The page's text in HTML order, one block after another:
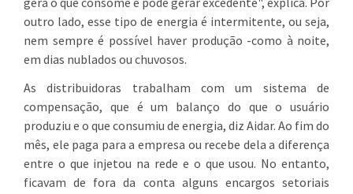
outro lado, esse tipo de energia é intermitente, ou seja,
nem sempre é possível haver produção -como à noite,
em dias nublados ou chuvosos.
As distribuidoras trabalham com um sistema de
compensação, que é um balanço do que o usuário
produziu e o que consumiu de energia, diz Aidar. Ao fim do
mês, ele paga para a empresa ou recebe dela a diferença
entre o que injetou na rede e o que usou. No entanto,
ficavam de fora da conta alguns encargos setoriais